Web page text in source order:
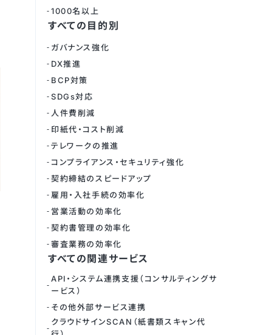
1000名以上
すべての目的別
ガバナンス強化
DX推進
BCP対策
SDGs対応
人件費削減
印紙代・コスト削減
テレワークの推進
コンプライアンス・セキュリティ強化
契約締結のスピードアップ
雇用・入社手続の効率化
営業活動の効率化
契約書管理の効率化
審査業務の効率化
すべての関連サービス
API・システム連携支援（コンサルティングサ
ービス）
その他外部サービス連携
クラウドサインSCAN（紙書類スキャン代